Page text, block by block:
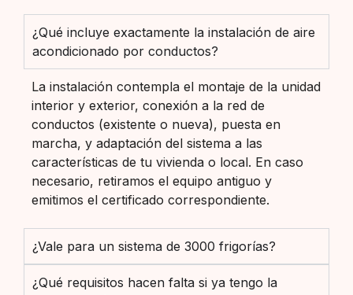
¿Qué incluye exactamente la instalación de aire
acondicionado por conductos?
La instalación contempla el montaje de la unidad
interior y exterior, conexión a la red de
conductos (existente o nueva), puesta en
marcha, y adaptación del sistema a las
características de tu vivienda o local. En caso
necesario, retiramos el equipo antiguo y
emitimos el certificado correspondiente.
¿Vale para un sistema de 3000 frigorías?
¿Qué requisitos hacen falta si ya tengo la